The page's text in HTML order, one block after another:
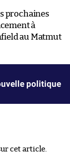
prochaines
à
au Matmut
politique
cet article.